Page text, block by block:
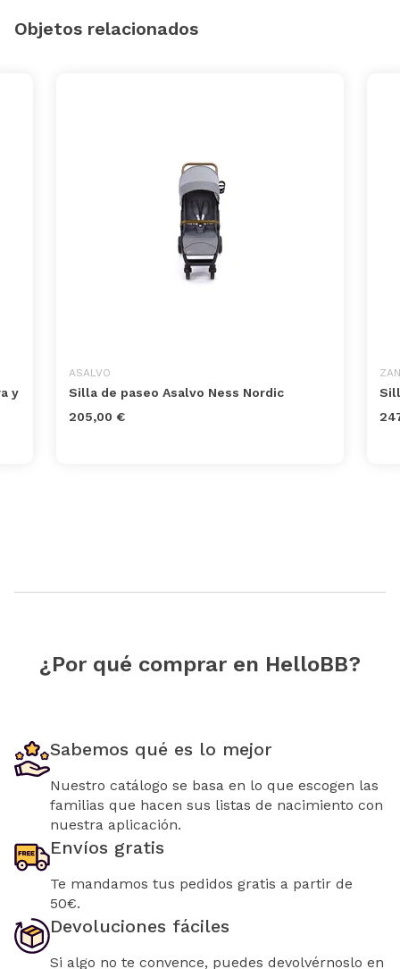
Objetos relacionados
y
ASALVO
Silla de paseo Asalvo Ness Nordic
205,00 €
¿Por qué comprar en HelloBB?
Sabemos qué es lo mejor
Nuestro catálogo se basa en lo que escogen las
familias que hacen sus listas de nacimiento con
nuestra aplicación.
Envíos gratis
Te mandamos tus pedidos gratis a partir de
50€.
Devoluciones fáciles
Si algo no te convence, puedes devolvérnoslo en